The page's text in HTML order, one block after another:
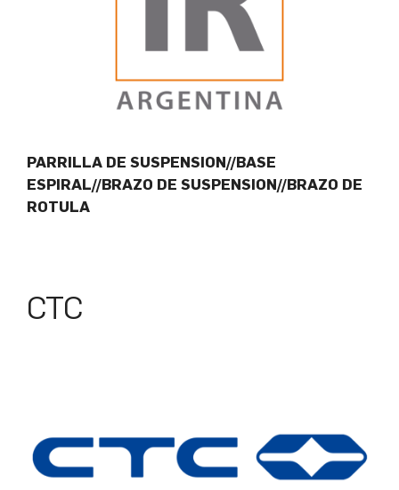
PARRILLA DE SUSPENSION//BASE
ESPIRAL//BRAZO DE SUSPENSION//BRAZO DE
ROTULA
CTC